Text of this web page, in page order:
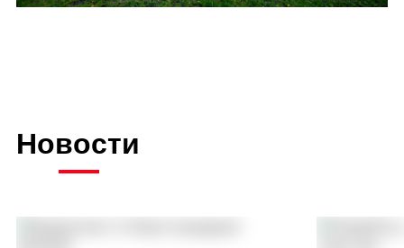
Новости